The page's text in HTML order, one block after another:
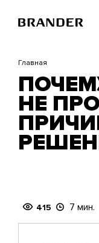
основному
Главная
НЕ
415 7 мин.